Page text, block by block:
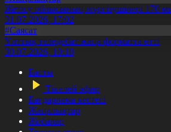
Жетісу облысының жүргізушілері 170
31.07.2026, 17:02
#Саясат
Ұлттық теледебат жаңа форматта өтті
30.07.2026, 10:18
Басты
Тікелей эфир
Бағдарлама кестесі
Жаңалықтар
Жобалар